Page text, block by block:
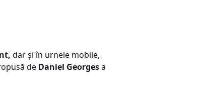
dar şi în urnele mobile,
de Daniel Georgesa